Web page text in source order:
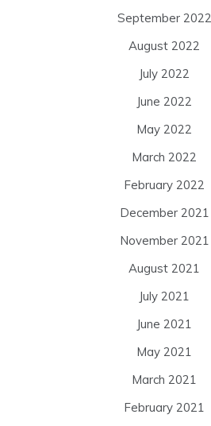
September 2022
August 2022
July 2022
June 2022
May 2022
March 2022
February 2022
December 2021
November 2021
August 2021
July 2021
June 2021
May 2021
March 2021
February 2021